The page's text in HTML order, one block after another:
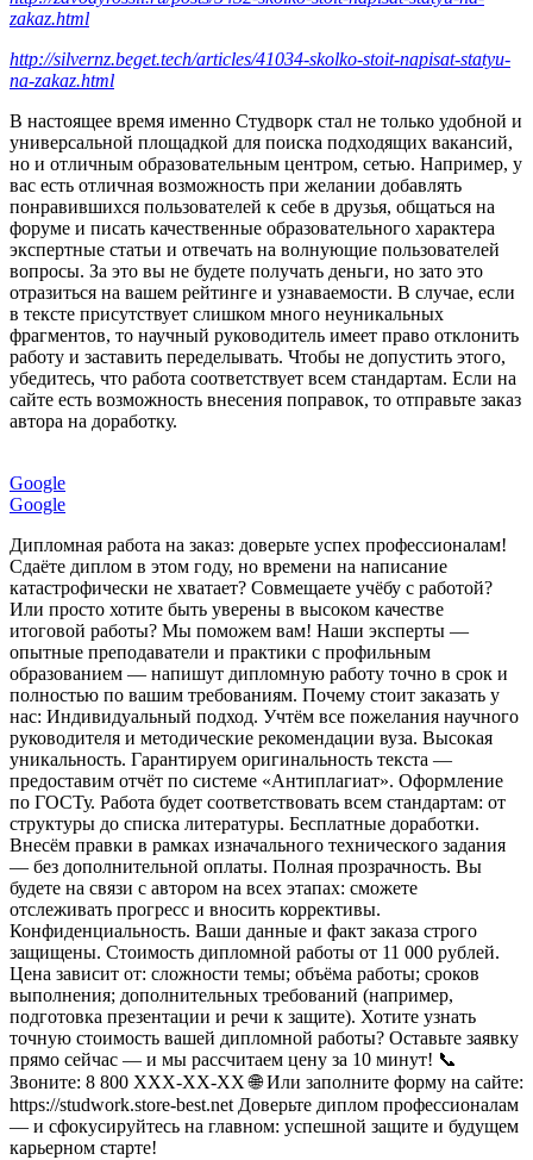
zakaz.html
http://silvernz.beget.tech/articles/41034-skolko-stoit-napisat-statyu-
na-zakaz.html
В настоящее время именно Студворк стал не только удобной и
универсальной площадкой для поиска подходящих вакансий,
но и отличным образовательным центром, сетью. Например, у
вас есть отличная возможность при желании добавлять
понравившихся пользователей к себе в друзья, общаться на
форуме и писать качественные образовательного характера
экспертные статьи и отвечать на волнующие пользователей
вопросы. За это вы не будете получать деньги, но зато это
отразиться на вашем рейтинге и узнаваемости. В случае, если
в тексте присутствует слишком много неуникальных
фрагментов, то научный руководитель имеет право отклонить
работу и заставить переделывать. Чтобы не допустить этого,
убедитесь, что работа соответствует всем стандартам. Если на
сайте есть возможность внесения поправок, то отправьте заказ
автора на доработку.
Google
Google
Дипломная работа на заказ: доверьте успех профессионалам!
Сдаёте диплом в этом году, но времени на написание
катастрофически не хватает? Совмещаете учёбу с работой?
Или просто хотите быть уверены в высоком качестве
итоговой работы? Мы поможем вам! Наши эксперты —
опытные преподаватели и практики с профильным
образованием — напишут дипломную работу точно в срок и
полностью по вашим требованиям. Почему стоит заказать у
нас: Индивидуальный подход. Учтём все пожелания научного
руководителя и методические рекомендации вуза. Высокая
уникальность. Гарантируем оригинальность текста —
предоставим отчёт по системе «Антиплагиат». Оформление
по ГОСТу. Работа будет соответствовать всем стандартам: от
структуры до списка литературы. Бесплатные доработки.
Внесём правки в рамках изначального технического задания
— без дополнительной оплаты. Полная прозрачность. Вы
будете на связи с автором на всех этапах: сможете
отслеживать прогресс и вносить коррективы.
Конфиденциальность. Ваши данные и факт заказа строго
защищены. Стоимость дипломной работы от 11 000 рублей.
Цена зависит от: сложности темы; объёма работы; сроков
выполнения; дополнительных требований (например,
подготовка презентации и речи к защите). Хотите узнать
точную стоимость вашей дипломной работы? Оставьте заявку
прямо сейчас — и мы рассчитаем цену за 10 минут! 📞
Звоните: 8 800 XXX‑XX‑XX 🌐 Или заполните форму на сайте:
https://studwork.store-best.net Доверьте диплом профессионалам
— и сфокусируйтесь на главном: успешной защите и будущем
карьерном старте!